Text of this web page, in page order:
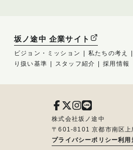
坂ノ途中 企業サイト
ビジョン・ミッション 私たちの考え
り扱い基準
スタッフ紹介 採用情報
株式会社坂ノ途中
〒601-8101 京都市南区上
プライバシーポリシー利用